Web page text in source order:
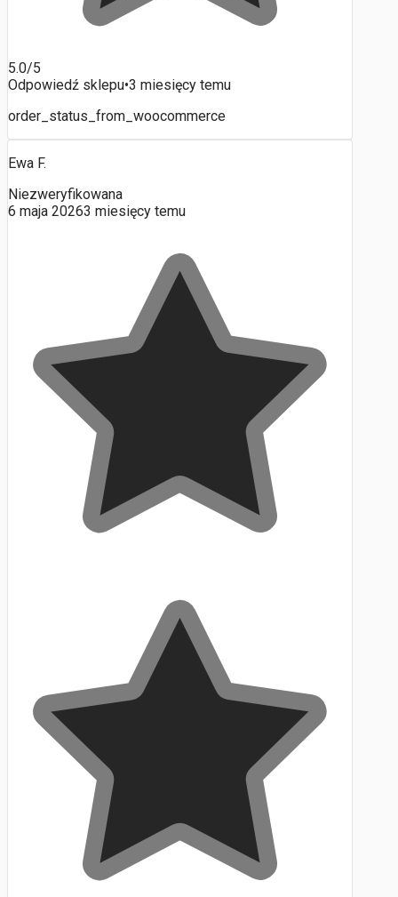
5.0/5
Odpowiedź sklepu•3 miesięcy temu
order_status_from_woocommerce
Ewa F.
Niezweryfikowana
6 maja 20263 miesięcy temu